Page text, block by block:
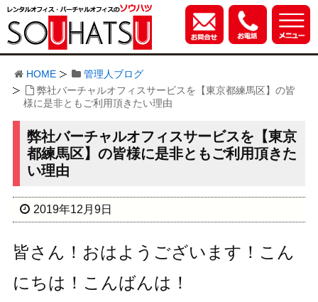
HOME
管理人ブログ
弊社バーチャルオフィスサービスを【東京都練馬区】の皆
様に是非ともご利用頂きたい理由
弊社バーチャルオフィスサービスを【東京
都練馬区】の皆様に是非ともご利用頂きた
い理由
2019年12月9日
皆さん！おはようございます！こん
にちは！こんばんは！